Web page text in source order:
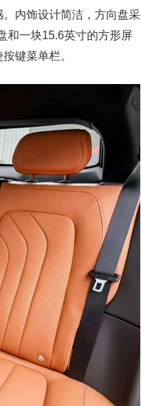
内饰设计简洁，方向盘采
和一块15.6英寸的方形屏
键菜单栏。